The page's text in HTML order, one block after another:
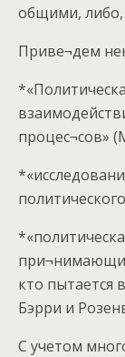
общими, либо,
Приве¬дем
процес¬сов»
кто пытается
Бэрри и
С учетом